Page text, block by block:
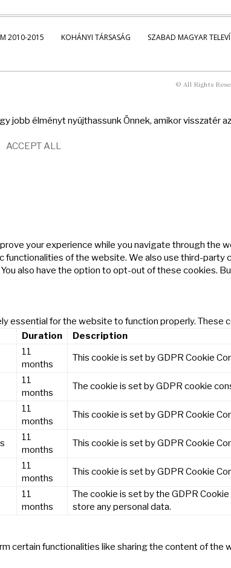
2010-2015 KOHÁNYI TÁRSASÁG SZABAD MAGYAR
© All Rights
jobb élményt nyújthassunk Önnek, amikor visszatér
ACCEPT ALL
your experience while you navigate through the
functionalities of the website. We also use third-
also have the option to opt-out of these cookies.
essential for the website to function properly.
Duration
Description
11
months
This cookie is set by GDPR Cookie
11
months
The cookie is set by GDPR cookie
11
months
This cookie is set by GDPR Cookie
11
months
This cookie is set by GDPR Cookie
11
months
This cookie is set by GDPR Cookie
11
months
The cookie is set by the GDPR
store any personal data.
certain functionalities like sharing the content of